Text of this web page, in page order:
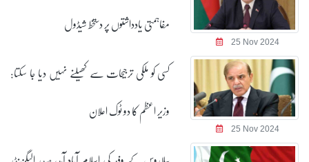
25 Nov 2024
مفاہمتی یادداشتوں پر دستخط شیڈول
25 Nov 2024
کسی کو ملکی ترجیحات سے کھیلنے نہیں دیا جا سکتا:
وزیر اعظم کا دو ٹوک اعلان